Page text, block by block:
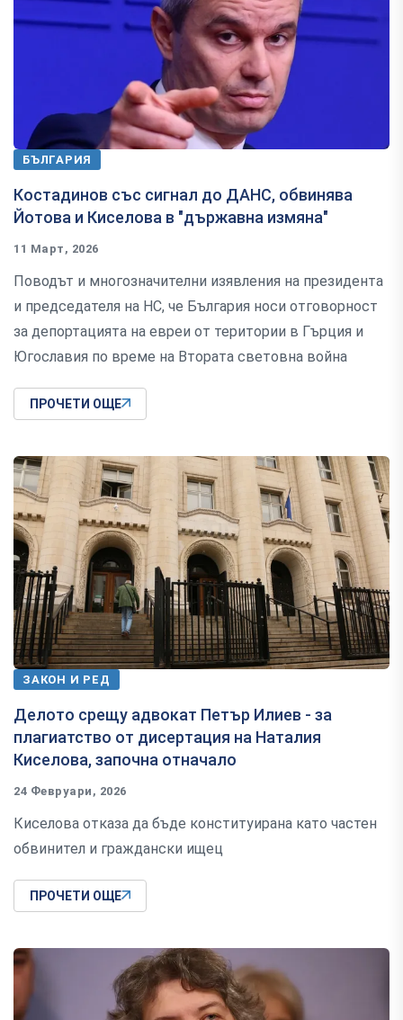
БЪЛГАРИЯ
Костадинов със сигнал до ДАНС, обвинява
Йотова и Киселова в "държавна измяна"
11 Март, 2026
Поводът и многозначителни изявления на президента
и председателя на НС, че България носи отговорност
за депортацията на евреи от територии в Гърция и
Югославия по време на Втората световна война
ПРОЧЕТИ ОЩЕ
ЗАКОН И РЕД
Делото срещу адвокат Петър Илиев - за
плагиатство от дисертация на Наталия
Киселова, започна отначало
24 Февруари, 2026
Киселова отказа да бъде конституирана като частен
обвинител и граждански ищец
ПРОЧЕТИ ОЩЕ